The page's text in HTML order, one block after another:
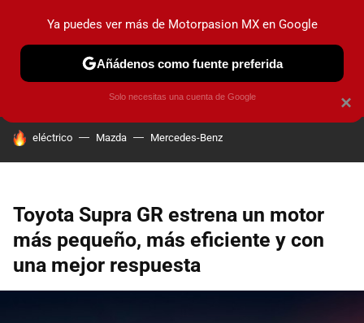
PRUEBAS INDUSTRIA HOY NO CIRCULA
HOY SE HABLA DE
eléctrico Mazda Mercedes-Benz
Toyota Supra GR estrena un motor
más pequeño, más eficiente y con
una mejor respuesta
×
Ya puedes ver más de Motorpasion MX en Google
Añádenos como fuente preferida
Solo necesitas una cuenta de Google